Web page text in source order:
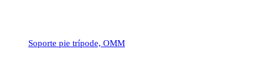
Soporte pie trípode, OMM